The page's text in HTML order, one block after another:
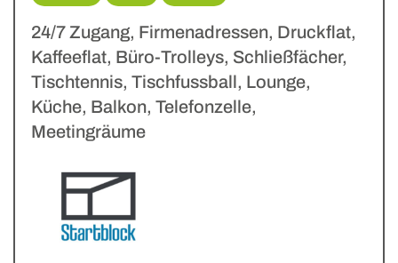
24/7 Zugang, Firmenadressen, Druckflat,
Kaffeeflat, Büro-Trolleys, Schließfächer,
Tischtennis, Tischfussball, Lounge,
Küche, Balkon, Telefonzelle,
Meetingräume